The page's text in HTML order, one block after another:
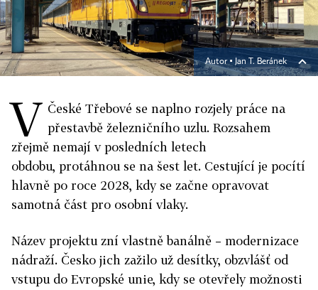
Autor ▪ Jan T. Beránek
V České Třebové se naplno rozjely práce na
přestavbě železničního uzlu. Rozsahem
zřejmě nemají v posledních letech
obdobu, protáhnou se na šest let. Cestující je pocítí
hlavně po roce 2028, kdy se začne opravovat
samotná část pro osobní vlaky.
Název projektu zní vlastně banálně – modernizace
nádraží. Česko jich zažilo už desítky, obzvlášť od
vstupu do Evropské unie, kdy se otevřely možnosti